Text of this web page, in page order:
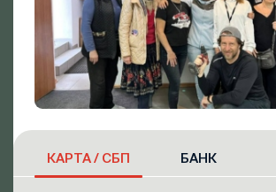
КАРТА / СБП БАНК